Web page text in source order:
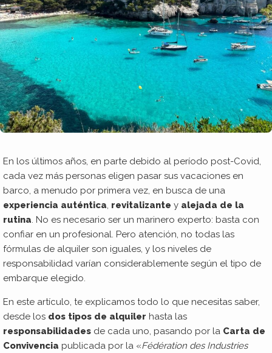
En los últimos años, en parte debido al período post-Covid,
cada vez más personas eligen pasar sus vacaciones en
barco, a menudo por primera vez, en busca de una
experiencia auténtica revitalizante y alejada de la
rutina . No es necesario ser un marinero experto: basta con
confiar en un profesional. Pero atención, no todas las
fórmulas de alquiler son iguales, y los niveles de
responsabilidad varían considerablemente según el tipo de
embarque elegido.
En este artículo, te explicamos todo lo que necesitas saber,
desde los dos tipos de alquiler hasta las
responsabilidades de cada uno, pasando por la Carta de
Convivencia publicada por la «Fédération des Industries